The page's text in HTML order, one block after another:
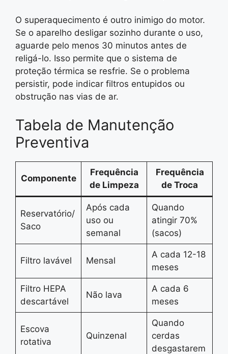
O superaquecimento é outro inimigo do motor.
Se o aparelho desligar sozinho durante o uso,
aguarde pelo menos 30 minutos antes de
religá-lo. Isso permite que o sistema de
proteção térmica se resfrie. Se o problema
persistir, pode indicar filtros entupidos ou
obstrução nas vias de ar.
Tabela de Manutenção
Preventiva
Componente
Frequência
de Limpeza
Frequência
de Troca
Reservatório/
Saco
Após cada
uso ou
semanal
Quando
atingir 70%
(sacos)
Filtro lavável Mensal
A cada 12-18
meses
Filtro HEPA
descartável
Não lava
A cada 6
meses
Escova
rotativa
Quinzenal
Quando
cerdas
desgastarem